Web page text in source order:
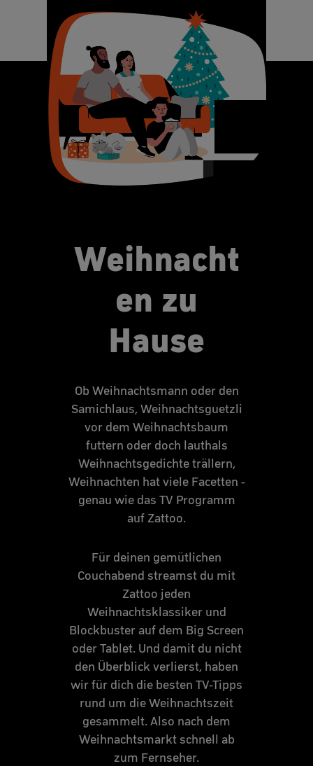
Weihnacht
en zu
Hause
Ob Weihnachtsmann oder den
Samichlaus, Weihnachtsguetzli
vor dem Weihnachtsbaum
futtern oder doch lauthals
Weihnachtsgedichte trällern,
Weihnachten hat viele Facetten -
genau wie das TV Programm
auf Zattoo.
Für deinen gemütlichen
Couchabend streamst du mit
Zattoo jeden
Weihnachtsklassiker und
Blockbuster auf dem Big Screen
oder Tablet. Und damit du nicht
den Überblick verlierst, haben
wir für dich die besten TV-Tipps
rund um die Weihnachtszeit
gesammelt. Also nach dem
Weihnachtsmarkt schnell ab
zum Fernseher.